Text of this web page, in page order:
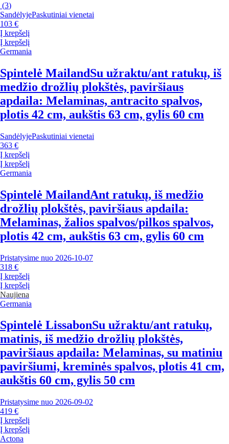
(3)
SandėlyjePaskutiniai vienetai
103 €
Į krepšelį
Į krepšelį
Germania
Spintelė MailandSu užraktu/ant ratukų, iš
medžio drožlių plokštės, paviršiaus
apdaila: Melaminas, antracito spalvos,
plotis 42 cm, aukštis 63 cm, gylis 60 cm
SandėlyjePaskutiniai vienetai
363 €
Į krepšelį
Į krepšelį
Germania
Spintelė MailandAnt ratukų, iš medžio
drožlių plokštės, paviršiaus apdaila:
Melaminas, žalios spalvos/pilkos spalvos,
plotis 42 cm, aukštis 63 cm, gylis 60 cm
Pristatysime nuo 2026‑10‑07
318 €
Į krepšelį
Į krepšelį
Naujiena
Germania
Spintelė LissabonSu užraktu/ant ratukų,
matinis, iš medžio drožlių plokštės,
paviršiaus apdaila: Melaminas, su matiniu
paviršiumi, kreminės spalvos, plotis 41 cm,
aukštis 60 cm, gylis 50 cm
Pristatysime nuo 2026‑09‑02
419 €
Į krepšelį
Į krepšelį
Actona